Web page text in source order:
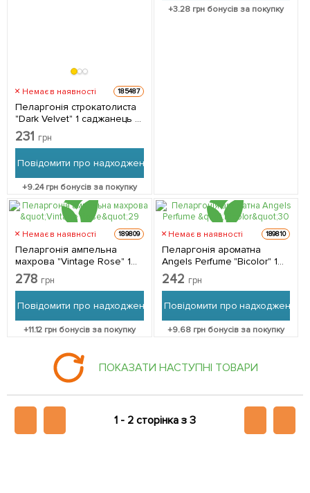
Немає в наявності 185487
Пеларгонія строкатолиста
"Dark Velvet" 1 саджанець в
упаковці
231 грн
Повідомити про надходження
+9.24грн бонусів за покупку
+3.28 грн бонусів за покупку
Немає в наявності 189809
Пеларгонія ампельна
махрова "Vintage Rose" 1
саджанець в упаковці
278 грн
Повідомити про надходження
+11.12 грн бонусів за покупку
Немає в наявності 189810
Пеларгонія ароматна
Angels Perfume "Bicolor" 1
саджанець в упаковці
242 грн
Повідомити про надходження
+9.68 грн бонусів за покупку
ПОКАЗАТИ НАСТУПНІ ТОВАРИ
1 - 2 сторінка з 3